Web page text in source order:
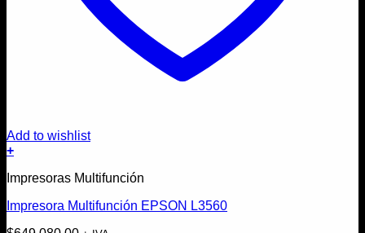
Add to wishlist
+
Impresoras Multifunción
Impresora Multifunción EPSON L3560